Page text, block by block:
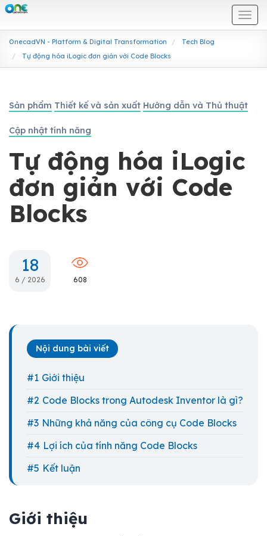
OnecadVN - Platform & Digital Transformation
Tech Blog
Tự động hóa iLogic đơn giản với Code Blocks
Sản phẩm Thiết kế và sản xuất Hướng dẫn và Thủ thuật
Cập nhật tính năng
Tự động hóa iLogic
đơn giản với Code
Blocks
18
6 / 2026 608
Nội dung bài viết
Giới thiệu
Code Blocks trong Autodesk Inventor là gì?
Những khả năng của công cụ Code Blocks
Lợi ích của tính năng Code Blocks
Kết luận
Giới thiệu